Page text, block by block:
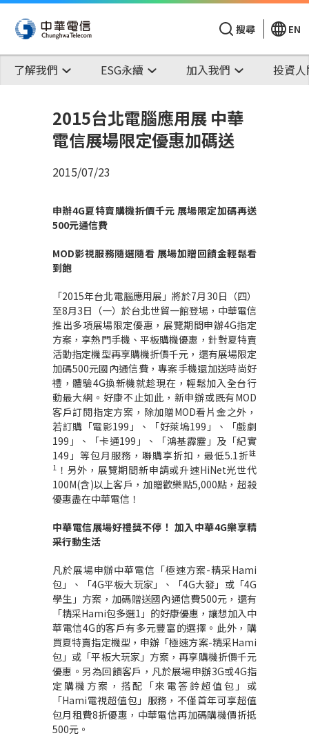
搜尋 EN
了解我們 ESG永續 加入我們 投資
2015台北電腦應用展 中華
電信展場限定優惠加碼送
2015/07/23
申辦4G夏特賣購機折價千元 展場限定加碼再送
500元通信費
MOD影視服務隨選隨看 展場加贈回饋金輕鬆看
到飽
「2015年台北電腦應用展」將於7月30日（四）
至8月3日（一）於台北世貿一館登場，中華電信
推出多項展場限定優惠，展覽期間申辦4G指定
方案，享熱門手機、平板購機優惠，針對夏特賣
活動指定機型再享購機折價千元，還有展場限定
加碼500元國內通信費，專案手機還加送時尚好
禮，體驗4G換新機就趁現在，輕鬆加入全台行
動最大網。好康不止如此，新申辦或既有MOD
客戶訂閱指定方案，除加贈MOD看片金之外，
若訂購「電影199」、「好萊塢199」、「戲劇
199」、「卡通199」、「鴻基霹靂」及「紀實
149」等包月服務，聯購享折扣，最低5.1折註
1 ！另外，展覽期間新申請或升速HiNet光世代
100M(含)以上客戶，加贈歡樂點5,000點，超殺
優惠盡在中華電信！
中華電信展場好禮獎不停！ 加入中華4G樂享精
采行動生活
凡於展場申辦中華電信「極速方案-精采Hami
包」、「4G平板大玩家」、「4G大發」或「4G
學生」方案，加碼贈送國內通信費500元，還有
「精采Hami包多選1」的好康優惠，讓想加入中
華電信4G的客戶有多元豐富的選擇。此外，購
買夏特賣指定機型，申辦「極速方案-精采Hami
包」或「平板大玩家」方案，再享購機折價千元
優惠。另為回饋客戶，凡於展場申辦3G或4G指
定購機方案，搭配「來電答鈴超值包」或
「Hami電視超值包」服務，不僅首年可享超值
包月租費8折優惠，中華電信再加碼購機價折抵
500元。